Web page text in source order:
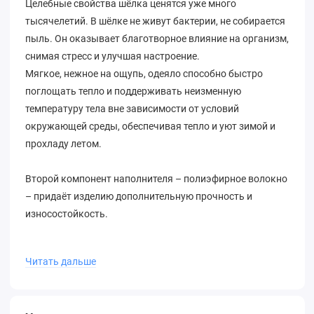
Целебные свойства шёлка ценятся уже много
тысячелетий. В шёлке не живут бактерии, не собирается
пыль. Он оказывает благотворное влияние на организм,
снимая стресс и улучшая настроение.
Мягкое, нежное на ощупь, одеяло способно быстро
поглощать тепло и поддерживать неизменную
температуру тела вне зависимости от условий
окружающей среды, обеспечивая тепло и уют зимой и
прохладу летом.
Второй компонент наполнителя – полиэфирное волокно
– придаёт изделию дополнительную прочность и
износостойкость.
сатин-жаккард.
Читать дальше